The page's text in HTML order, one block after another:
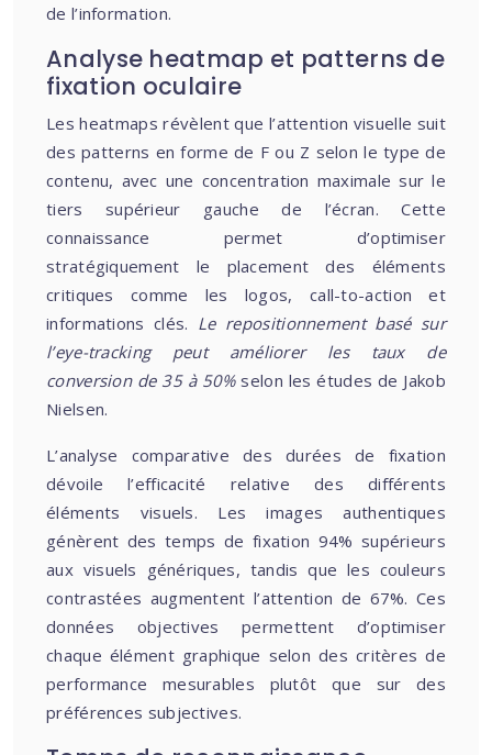
de l’information.
Analyse heatmap et patterns de
fixation oculaire
Les heatmaps révèlent que l’attention visuelle suit
des patterns en forme de F ou Z selon le type de
contenu, avec une concentration maximale sur le
tiers supérieur gauche de l’écran. Cette
connaissance permet d’optimiser
stratégiquement le placement des éléments
critiques comme les logos, call-to-action et
informations clés. Le repositionnement basé sur
l’eye-tracking peut améliorer les taux de
conversion de 35 à 50%selon les études de Jakob
Nielsen.
L’analyse comparative des durées de fixation
dévoile l’efficacité relative des différents
éléments visuels. Les images authentiques
génèrent des temps de fixation 94% supérieurs
aux visuels génériques, tandis que les couleurs
contrastées augmentent l’attention de 67%. Ces
données objectives permettent d’optimiser
chaque élément graphique selon des critères de
performance mesurables plutôt que sur des
préférences subjectives.